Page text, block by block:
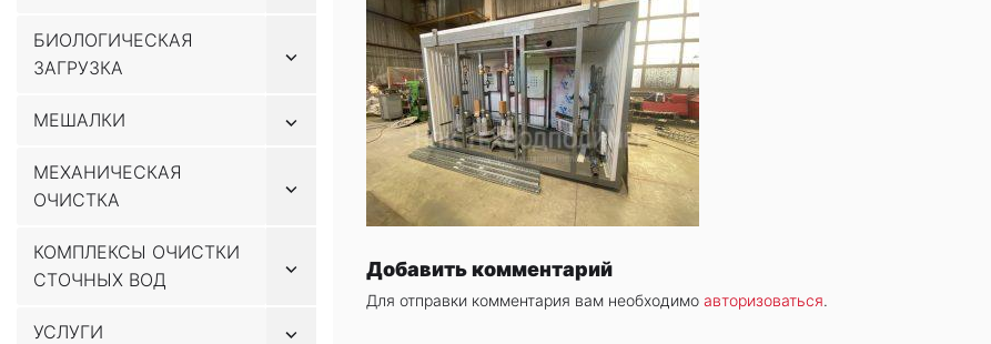
БИОЛОГИЧЕСКАЯ
ЗАГРУЗКА
Показывать
МЕШАЛКИ
Показывать
МЕХАНИЧЕСКАЯ
ОЧИСТКА
Показывать
КОМПЛЕКСЫ ОЧИСТКИ
СТОЧНЫХ ВОД
Показывать
УСЛУГИ
Показывать
Добавить комментарий
Для отправки комментария вам необходимо авторизоваться.